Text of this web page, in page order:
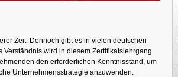
Zeit. Dennoch gibt es in vielen deutschen
wird in diesem Zertifikatslehrgang
den erforderlichen Kenntnisstand, um
Unternehmensstrategie anzuwenden.